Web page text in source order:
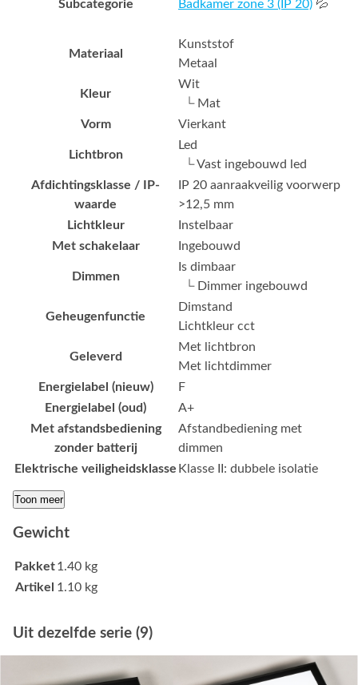
Subcategorie Badkamer zone 3 (IP 20) 💦
Materiaal
Kunststof
Metaal
Kleur
Wit
└ Mat
Vorm
Vierkant
Lichtbron
Led
└ Vast ingebouwd led
Afdichtingsklasse / IP-
waarde
IP 20 aanraakveilig voorwerp
>12,5 mm
Lichtkleur
Instelbaar
Met schakelaar
Ingebouwd
Dimmen
Is dimbaar
└ Dimmer ingebouwd
Geheugenfunctie
Dimstand
Lichtkleur cct
Geleverd
Met lichtbron
Met lichtdimmer
Energielabel (nieuw)
F
Energielabel (oud)
A+
Met afstandsbediening
zonder batterij
Afstandbediening met
dimmen
Elektrische veiligheidsklasse Klasse II: dubbele isolatie
Toon meer
Gewicht
Pakket1.40 kg
Artikel 1.10 kg
Uit dezelfde serie (9)